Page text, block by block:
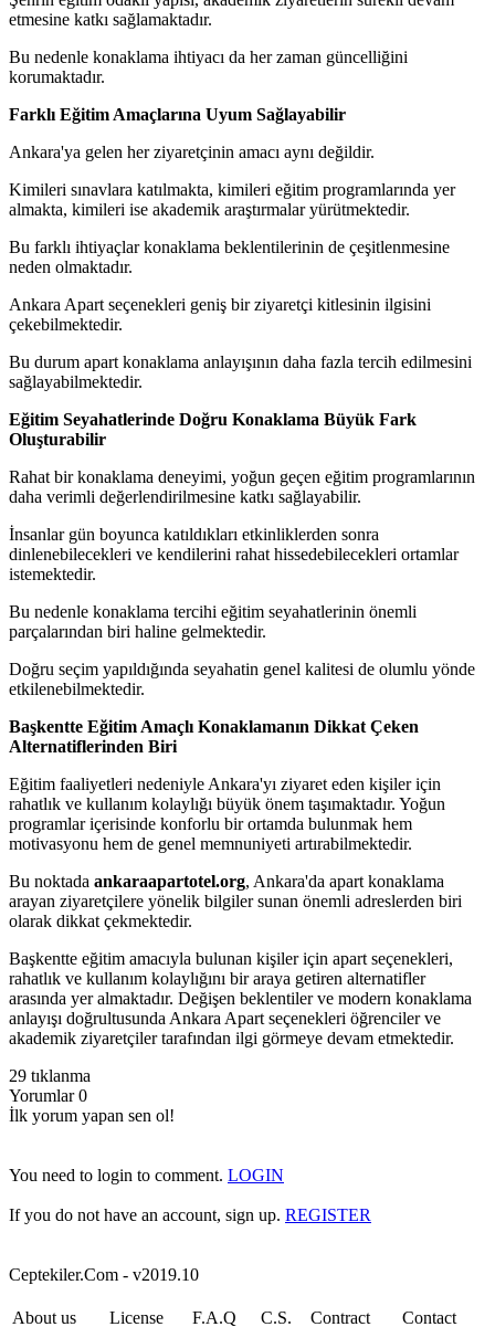
etmesine katkı sağlamaktadır.
Bu nedenle konaklama ihtiyacı da her zaman güncelliğini
korumaktadır.
Farklı Eğitim Amaçlarına Uyum Sağlayabilir
Ankara'ya gelen her ziyaretçinin amacı aynı değildir.
Kimileri sınavlara katılmakta, kimileri eğitim programlarında yer
almakta, kimileri ise akademik araştırmalar yürütmektedir.
Bu farklı ihtiyaçlar konaklama beklentilerinin de çeşitlenmesine
neden olmaktadır.
Ankara Apart seçenekleri geniş bir ziyaretçi kitlesinin ilgisini
çekebilmektedir.
Bu durum apart konaklama anlayışının daha fazla tercih edilmesini
sağlayabilmektedir.
Eğitim Seyahatlerinde Doğru Konaklama Büyük Fark
Oluşturabilir
Rahat bir konaklama deneyimi, yoğun geçen eğitim programlarının
daha verimli değerlendirilmesine katkı sağlayabilir.
İnsanlar gün boyunca katıldıkları etkinliklerden sonra
dinlenebilecekleri ve kendilerini rahat hissedebilecekleri ortamlar
istemektedir.
Bu nedenle konaklama tercihi eğitim seyahatlerinin önemli
parçalarından biri haline gelmektedir.
Doğru seçim yapıldığında seyahatin genel kalitesi de olumlu yönde
etkilenebilmektedir.
Başkentte Eğitim Amaçlı Konaklamanın Dikkat Çeken
Alternatiflerinden Biri
Eğitim faaliyetleri nedeniyle Ankara'yı ziyaret eden kişiler için
rahatlık ve kullanım kolaylığı büyük önem taşımaktadır. Yoğun
programlar içerisinde konforlu bir ortamda bulunmak hem
motivasyonu hem de genel memnuniyeti artırabilmektedir.
Bu noktada ankaraapartotel.org, Ankara'da apart konaklama
arayan ziyaretçilere yönelik bilgiler sunan önemli adreslerden biri
olarak dikkat çekmektedir.
Başkentte eğitim amacıyla bulunan kişiler için apart seçenekleri,
rahatlık ve kullanım kolaylığını bir araya getiren alternatifler
arasında yer almaktadır. Değişen beklentiler ve modern konaklama
anlayışı doğrultusunda Ankara Apart seçenekleri öğrenciler ve
akademik ziyaretçiler tarafından ilgi görmeye devam etmektedir.
29 tıklanma
Yorumlar 0
İlk yorum yapan sen ol!
You need to login to comment. LOGIN
If you do not have an account, sign up. REGISTER
Ceptekiler.Com - v2019.10
About us License F.A.Q C.S. Contract Contact